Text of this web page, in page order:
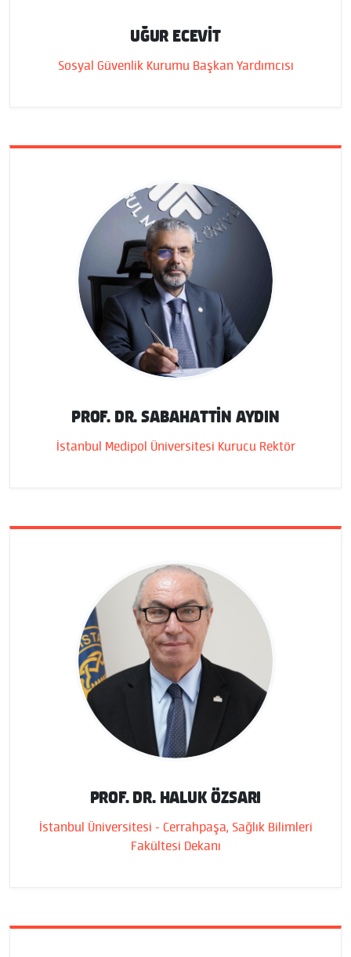
UĞUR ECEVİT
Sosyal Güvenlik Kurumu Başkan Yardımcısı
PROF. DR. SABAHATTIN AYDIN
İstanbul Medipol Üniversitesi Kurucu Rektör
PROF. DR. HALUK ÖZSARI
İstanbul Üniversitesi - Cerrahpaşa, Sağlık Bilimleri
Fakültesi Dekanı